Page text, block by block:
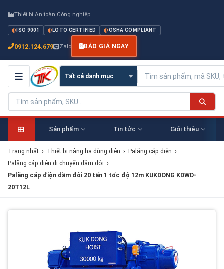
Thiết bị An toàn Công nghiệp
ISO 9001 LOTO CERTIFIED OSHA COMPLIANT
0912.124.679 Zalo BÁO GIÁ NGAY
Sản phẩm Tin tức Giới thiệu
Trang nhất › Thiết bị nâng hạ dùng điện › Palăng cáp điện ›
Palăng cáp điện di chuyển dầm đôi ›
Palăng cáp điện dầm đôi 20 tấn 1 tốc độ 12m KUKDONG KDWD-
20T12L